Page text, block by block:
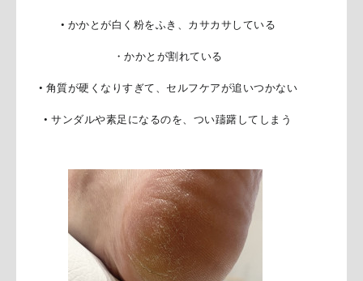
• かかとが白く粉をふき、カサカサしている
・かかとが割れている
• 角質が硬くなりすぎて、セルフケアが追いつかない
• サンダルや素足になるのを、つい躊躇してしまう